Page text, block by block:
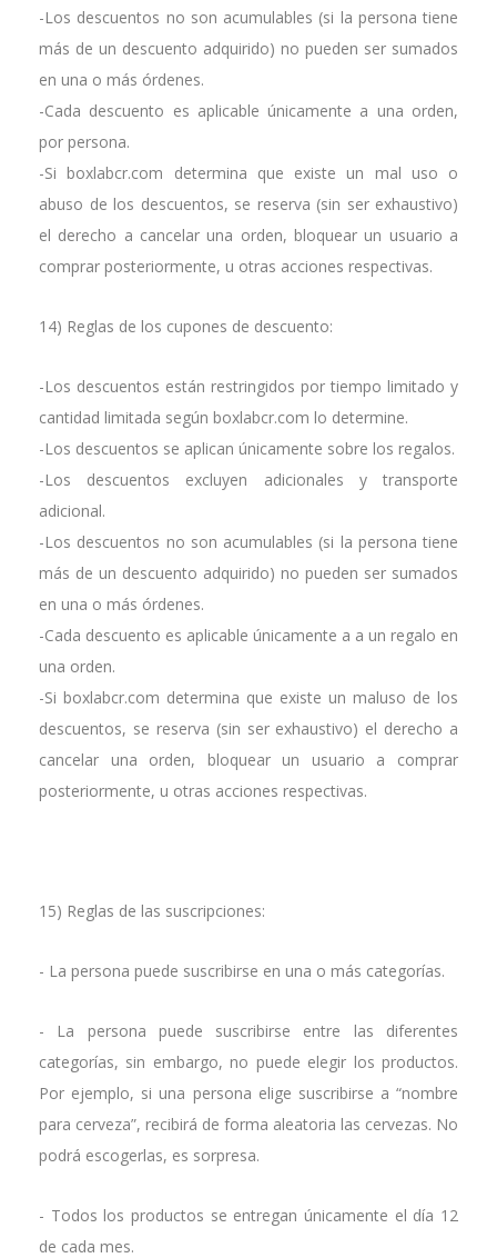
-Los descuentos no son acumulables (si la persona tiene
más de un descuento adquirido) no pueden ser sumados
en una o más órdenes.
-Cada descuento es aplicable únicamente a una orden,
por persona.
-Si boxlabcr.com determina que existe un mal uso o
abuso de los descuentos, se reserva (sin ser exhaustivo)
el derecho a cancelar una orden, bloquear un usuario a
comprar posteriormente, u otras acciones respectivas.
14) Reglas de los cupones de descuento:
-Los descuentos están restringidos por tiempo limitado y
cantidad limitada según boxlabcr.com lo determine.
-Los descuentos se aplican únicamente sobre los regalos.
-Los descuentos excluyen adicionales y transporte
adicional.
-Los descuentos no son acumulables (si la persona tiene
más de un descuento adquirido) no pueden ser sumados
en una o más órdenes.
-Cada descuento es aplicable únicamente a a un regalo en
una orden.
-Si boxlabcr.com determina que existe un maluso de los
descuentos, se reserva (sin ser exhaustivo) el derecho a
cancelar una orden, bloquear un usuario a comprar
posteriormente, u otras acciones respectivas.
15) Reglas de las suscripciones:
- La persona puede suscribirse en una o más categorías.
- La persona puede suscribirse entre las diferentes
categorías, sin embargo, no puede elegir los productos.
Por ejemplo, si una persona elige suscribirse a “nombre
para cerveza”, recibirá de forma aleatoria las cervezas. No
podrá escogerlas, es sorpresa.
- Todos los productos se entregan únicamente el día 12
de cada mes.